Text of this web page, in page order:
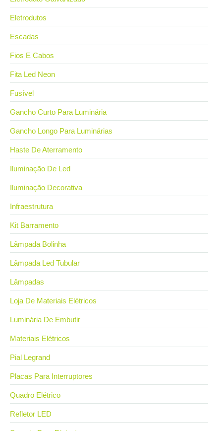
Eletrodutos
Escadas
Fios E Cabos
Fita Led Neon
Fusível
Gancho Curto Para Luminária
Gancho Longo Para Luminárias
Haste De Aterramento
Iluminação De Led
Iluminação Decorativa
Infraestrutura
Kit Barramento
Lâmpada Bolinha
Lâmpada Led Tubular
Lâmpadas
Loja De Materiais Elétricos
Luminária De Embutir
Materiais Elétricos
Pial Legrand
Placas Para Interruptores
Quadro Elétrico
Refletor LED